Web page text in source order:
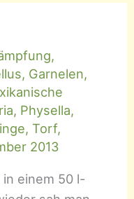
,
, Garnelen,
, Physella,
, Torf,
2013
einem 50 l-